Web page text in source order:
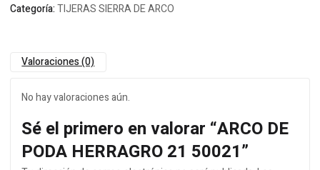
Categoría:TIJERAS SIERRA DE ARCO
Valoraciones (0)
No hay valoraciones aún.
Sé el primero en valorar “ARCO DE
PODA HERRAGRO 21 50021”